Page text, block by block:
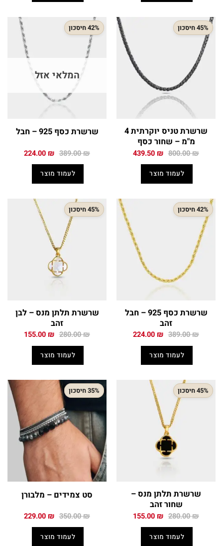
45% חיסכון
שרשרת טניס יוקרתית 4
מ"מ – שחור כסף
800.00₪ המחיר
800.00 ₪.
439.50 ₪ המחיר
לעמוד מוצר
42% חיסכון
המלאי אזל
שרשרת כסף 925 – חבל
389.00₪ המחיר
389.00 ₪.
224.00 ₪ המחיר
לעמוד מוצר
42% חיסכון
שרשרת כסף 925 – חבל
זהב
389.00₪ המחיר
היה:
389.00 ₪.
224.00 ₪ המחיר
לעמוד מוצר
45% חיסכון
שרשרת תלתן מנס – לבן
זהב
280.00₪ המחיר
היה:
280.00 ₪.
155.00 ₪ המחיר
לעמוד מוצר
45% חיסכון
שרשרת תלתן מנס –
שחור זהב
280.00₪ המחיר
280.00 ₪.
155.00 ₪ המחיר
לעמוד מוצר
35% חיסכון
סט צמידים – מלבורן
350.00₪ המחיר
350.00 ₪.
229.00 ₪ המחיר
לעמוד מוצר